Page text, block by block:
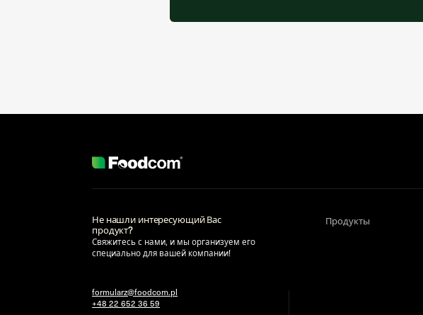
Не нашли интересующий Вас
продукт?
Свяжитесь с нами, и мы организуем его
специально для вашей компании!
formularz@foodcom.pl
+48 22 652 36 59
Продукты